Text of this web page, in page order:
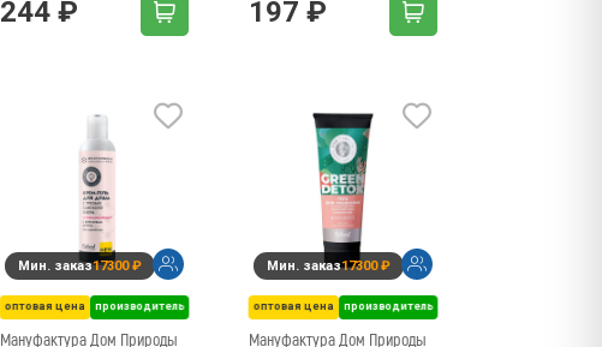
244 ₽ 197 ₽
Мин. заказ17300 ₽
оптовая цена производитель
Мануфактура Дом Природы
Мин. заказ17300 ₽
оптовая цена производитель
Мануфактура Дом Природы